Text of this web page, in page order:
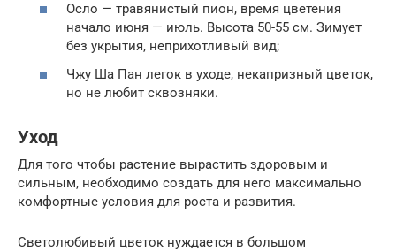
Осло — травянистый пион, время цветения
начало июня — июль. Высота 50-55 см. Зимует
без укрытия, неприхотливый вид;
Чжу Ша Пан легок в уходе, некапризный цветок,
но не любит сквозняки.
Уход
Для того чтобы растение вырастить здоровым и
сильным, необходимо создать для него максимально
комфортные условия для роста и развития.
Светолюбивый цветок нуждается в большом